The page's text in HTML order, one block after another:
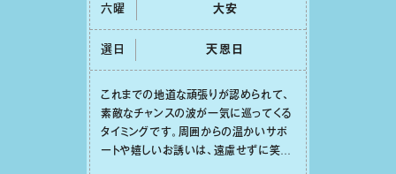
六曜 ⼤安
選日 天恩⽇
これまでの地道な頑張りが認められて、
素敵なチャンスの波が⼀気に巡ってくる
タイミングです。周囲からの温かいサポ
ートや嬉しいお誘いは、遠慮せずに笑顔